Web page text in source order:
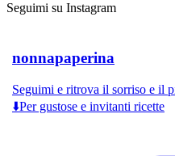
Seguimi su Instagram
nonnapaperina
Seguimi e ritrova il sorriso e il
⬇️Per gustose e invitanti ricette